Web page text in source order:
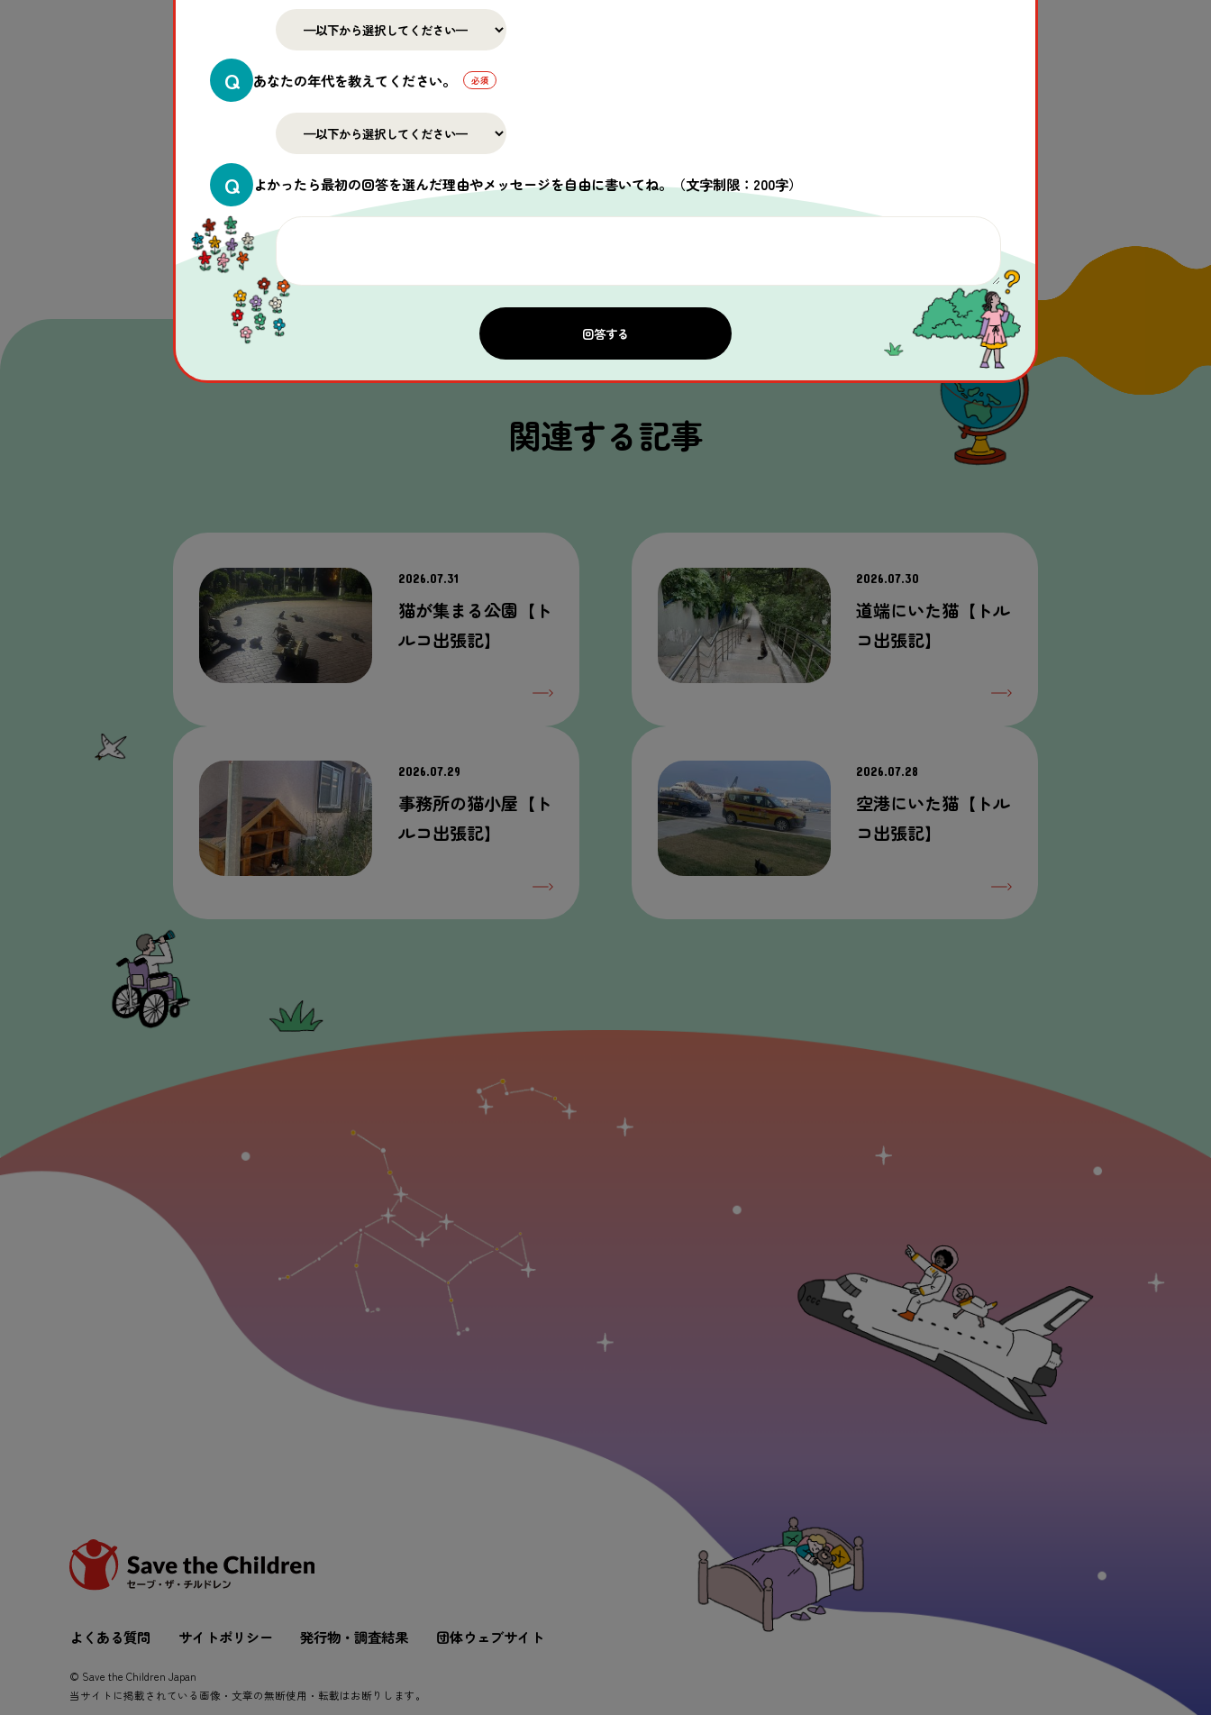
一覧へ戻る
関連する記事
2026.07.31
猫が集まる公園【ト
ルコ出張記】
2026.07.30
道端にいた猫【トル
コ出張記】
2026.07.29
事務所の猫小屋【ト
ルコ出張記】
2026.07.28
空港にいた猫【トル
コ出張記】
よくある質問 サイトポリシー 発行物・調査結果 団体ウェブサイト
© Save the Children Japan
当サイトに掲載されている画像・文章の無断使用・転載はお断りします。
Q あなたの年代を教えてください。
Q よかったら最初の回答を選んだ理由やメッセージを自由に書いてね。（文字制限：200字）